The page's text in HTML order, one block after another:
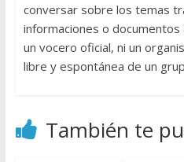
conversar sobre los temas
informaciones o
un vocero oficial, ni un
libre y espontánea de un
También te